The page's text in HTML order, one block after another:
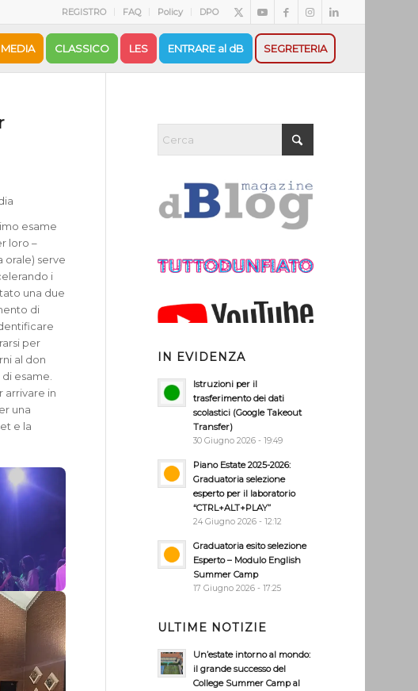
REGISTRO FAQ Policy DPO
CLASSICO LES ENTRARE al dB SEGRETERIA
esame
loro –
orale) serve
i
una due
di
per
al don
esame.
arrivare in
una
e la
IN EVIDENZA
Istruzioni per il
trasferimento dei dati
scolastici (Google Takeout
Transfer)
30 Giugno 2026 - 19:49
Piano Estate 2025-2026:
Graduatoria selezione
esperto per il laboratorio
“CTRL+ALT+PLAY”
24 Giugno 2026 - 12:12
Graduatoria esito selezione
Esperto – Modulo English
Summer Camp
17 Giugno 2026 - 17:25
ULTIME NOTIZIE
Un’estate intorno al mondo:
il grande successo del
College Summer Camp al